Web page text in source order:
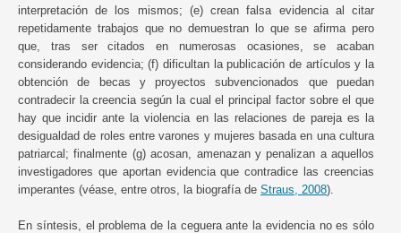
interpretación de los mismos; (e) crean falsa evidencia al citar
repetidamente trabajos que no demuestran lo que se afirma pero
que, tras ser citados en numerosas ocasiones, se acaban
considerando evidencia; (f) dificultan la publicación de artículos y la
obtención de becas y proyectos subvencionados que puedan
contradecir la creencia según la cual el principal factor sobre el que
hay que incidir ante la violencia en las relaciones de pareja es la
desigualdad de roles entre varones y mujeres basada en una cultura
patriarcal; finalmente (g) acosan, amenazan y penalizan a aquellos
investigadores que aportan evidencia que contradice las creencias
imperantes (véase, entre otros, la biografía de Straus, 2008).
En síntesis, el problema de la ceguera ante la evidencia no es sólo